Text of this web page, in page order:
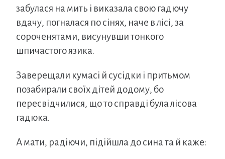
забулася на мить і виказала свою гадючу
вдачу, погналася по сінях, наче в лісі, за
сороченятами, висунувши тонкого
шпичастого язика.
Заверещали кумасі й сусідки і притьмом
позабирали своїх дітей додому, бо
пересвідчилися, що то справді була лісова
гадюка.
А мати, радіючи, підійшла до сина та й каже: